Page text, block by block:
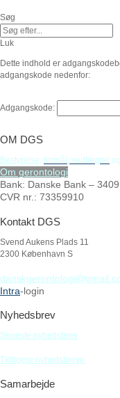
til
indholdet
Søg
Luk
Dette indhold er
adgangskode nedenfor:
Adgangskode:
OM DGS
Bestyrelse, formål, vedtægter og
Om gerontologi
Bank: Danske Bank –
CVR nr.: 73359910
Kontakt DGS
Svend Aukens Plads 11
2300 København S
Intra-login
Nyhedsbrev
Seneste nyhedsbrev
Tidligere nyhedsbreve
Samarbejde